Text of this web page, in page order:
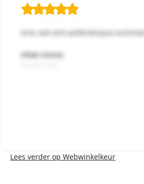
eros sed sem pellentesque euismod
vitae cursus
Lees verder op Webwinkelkeur